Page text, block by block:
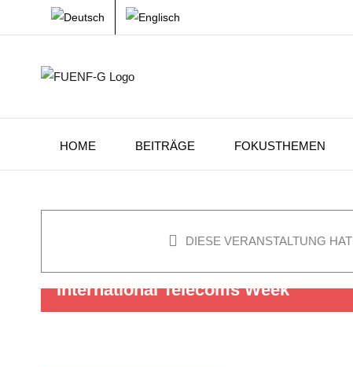
Inhalt
HOME BEITRÄGE FOKUSTHEMEN
DIESE VERANSTALTUNG
International Telecoms Week